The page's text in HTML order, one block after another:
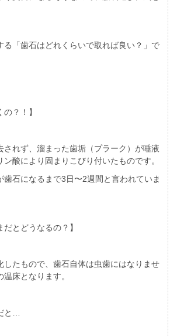
る「歯石はどれくらいで取れば良い？」で
の？！】
されず、溜まった歯垢（プラーク）が唾液
酸により固まりこびり付いたものです。
歯石になるまで3日〜2週間と言われていま
だとどうなるの？】
したもので、歯石自体は虫歯にはなりませ
床となります。
と…